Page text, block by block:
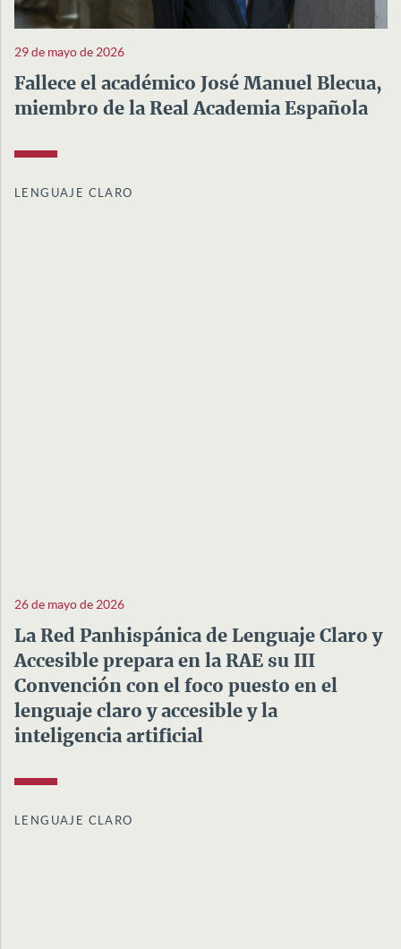
29 de mayo de 2026
Fallece el académico José Manuel Blecua,
miembro de la Real Academia Española
LENGUAJE CLARO
26 de mayo de 2026
La Red Panhispánica de Lenguaje Claro y
Accesible prepara en la RAE su III
Convención con el foco puesto en el
lenguaje claro y accesible y la
inteligencia artificial
LENGUAJE CLARO